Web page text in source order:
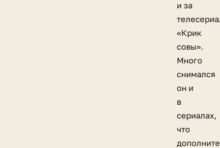
и за
«Крик
совы».
Много
снимался
он и
в
сериалах,
что